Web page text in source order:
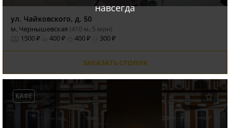
навсегда
ул. Чайковского, д. 50
м. Чернышевская (410 м, 5 мин)
1500 ₽
400 ₽ 400 ₽ 300 ₽
ЗАКАЗАТЬ СТОЛИК
КАФЕ